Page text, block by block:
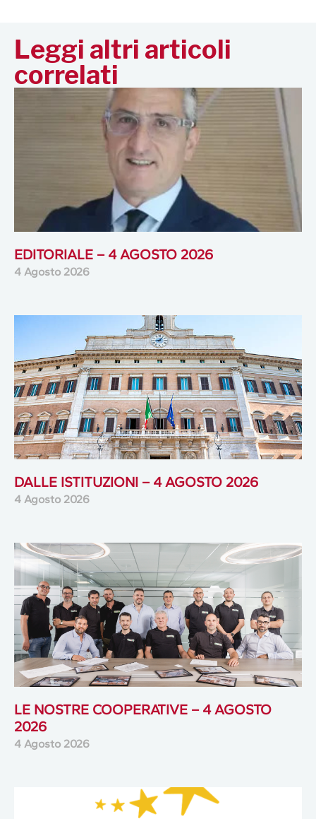
Leggi altri articoli
correlati
EDITORIALE – 4 AGOSTO 2026
4 Agosto 2026
DALLE ISTITUZIONI – 4 AGOSTO 2026
4 Agosto 2026
LE NOSTRE COOPERATIVE – 4 AGOSTO
2026
4 Agosto 2026